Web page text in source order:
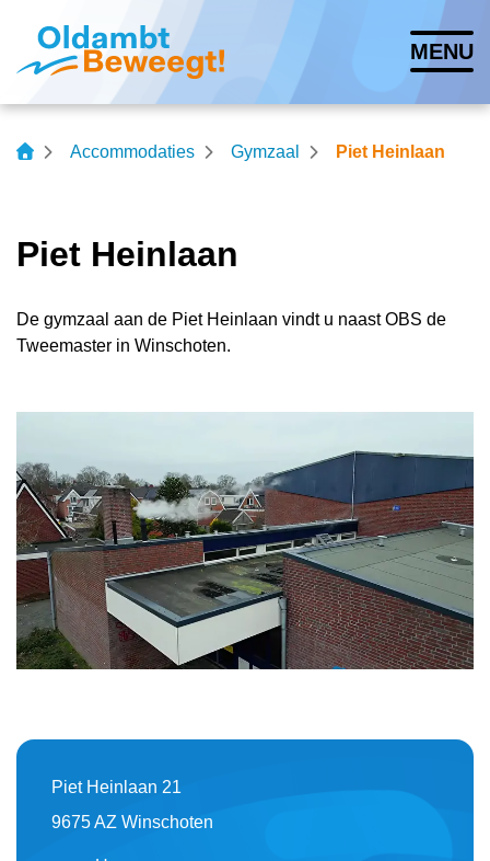
Navigatie
overslaan
Lettergrootte vergroten
Lettergrootte verkleinen
Hoog contrast
MENU
Accommodaties Gymzaal Piet Heinlaan
Piet Heinlaan
De gymzaal aan de Piet Heinlaan vindt u naast OBS de
Tweemaster in Winschoten.
Piet Heinlaan 21
9675 AZ Winschoten